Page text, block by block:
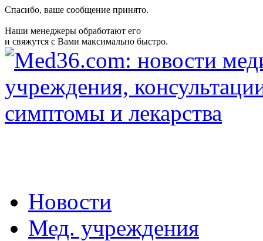
Спасибо, ваше сообщение принято.
Наши менеджеры обработают его
и свяжутся с Вами максимально быстро.
Новости
Мед. учреждения